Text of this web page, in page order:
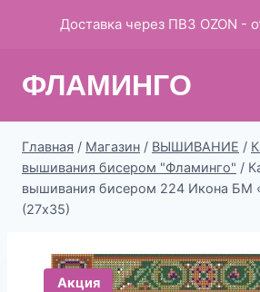
ФЛАМИНГО
Главная / Магазин / ВЫШИВАНИЕ /
вышивания бисером "Фламинго" /
вышивания бисером 224 Икона БМ
(27х35)
Акция
Доставка через ПВЗ OZON -